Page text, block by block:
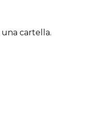
cartella.